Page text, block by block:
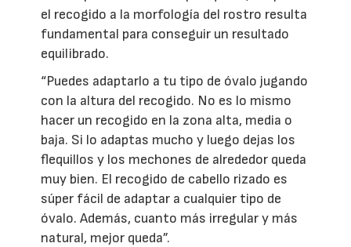
el recogido a la morfología del rostro resulta
fundamental para conseguir un resultado
equilibrado.
“Puedes adaptarlo a tu tipo de óvalo jugando
con la altura del recogido. No es lo mismo
hacer un recogido en la zona alta, media o
baja. Si lo adaptas mucho y luego dejas los
flequillos y los mechones de alrededor queda
muy bien. El recogido de cabello rizado es
súper fácil de adaptar a cualquier tipo de
óvalo. Además, cuanto más irregular y más
natural, mejor queda”.